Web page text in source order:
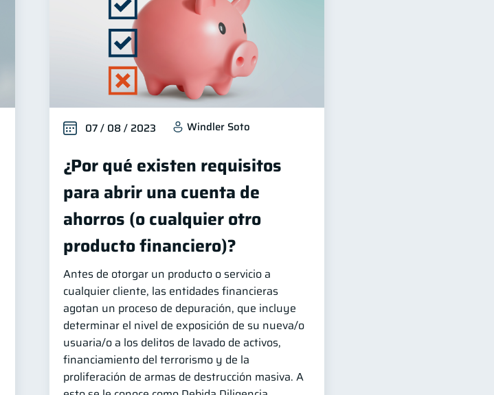
07 / 08 / 2023 Windler Soto
¿Por qué existen requisitos
para abrir una cuenta de
ahorros (o cualquier otro
producto financiero)?
Antes de otorgar un producto o servicio a
cualquier cliente, las entidades financieras
agotan un proceso de depuración, que incluye
determinar el nivel de exposición de su nueva/o
usuaria/o a los delitos de lavado de activos,
financiamiento del terrorismo y de la
proliferación de armas de destrucción masiva. A